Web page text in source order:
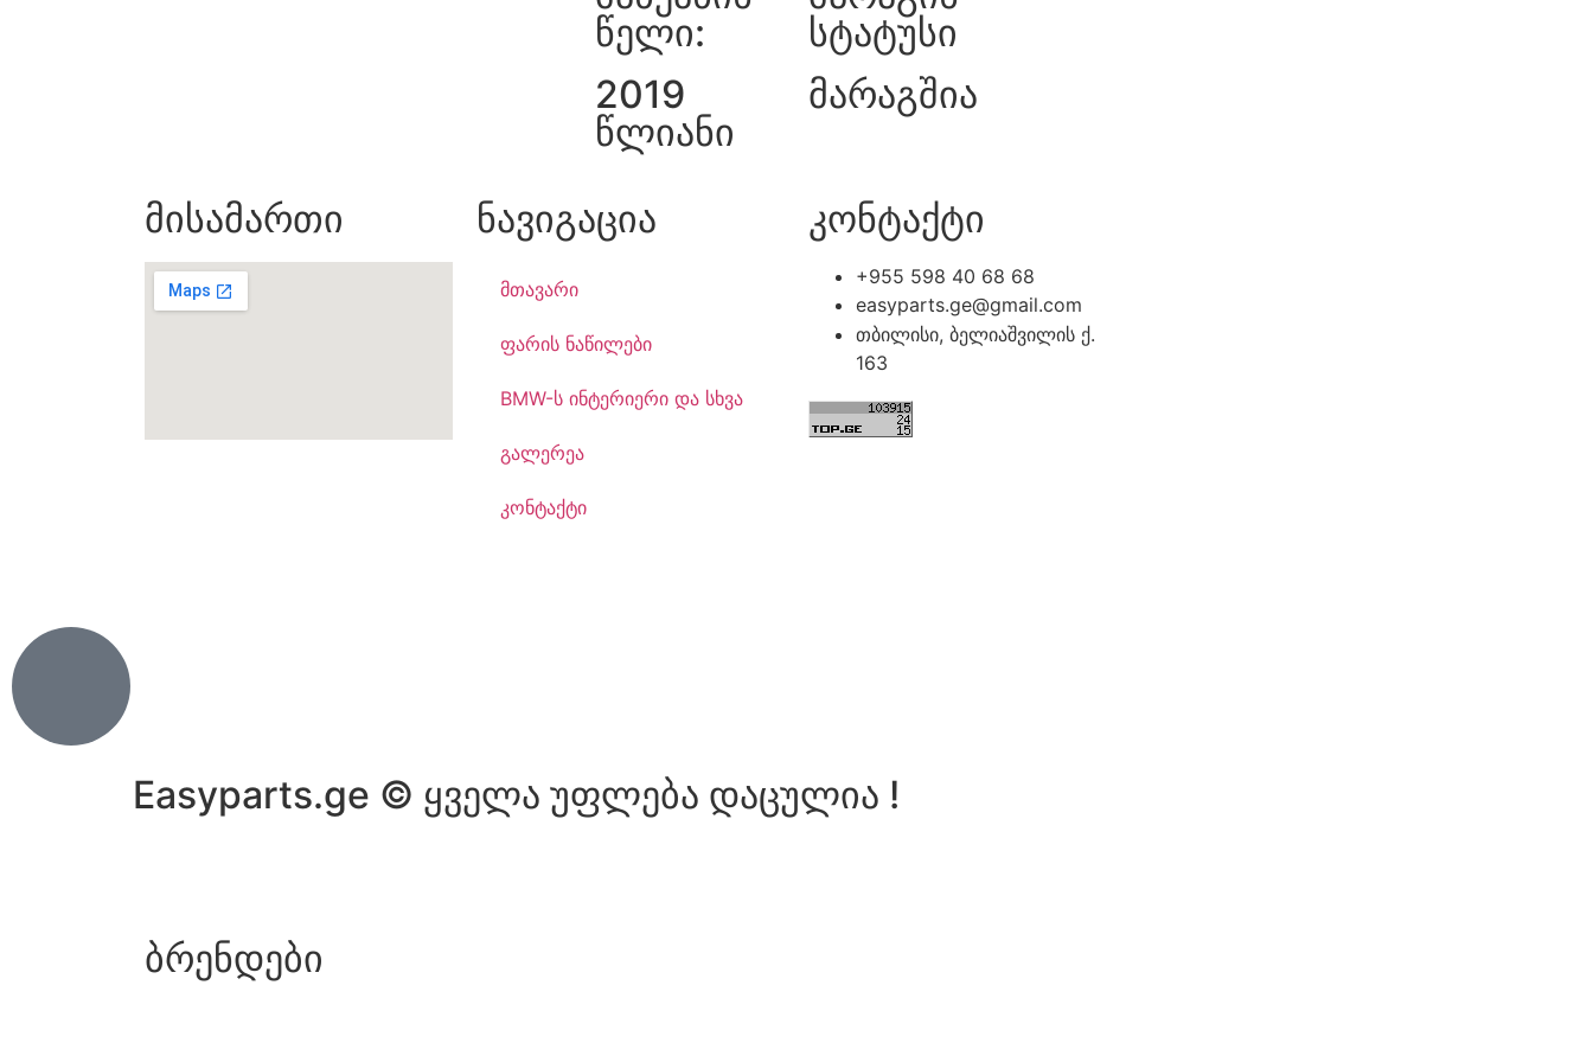
წელი:
2019
წლიანი
სტატუსი
მარაგშია
მისამართი ნავიგაცია
მთავარი
ფარის ნაწილები
BMW-ს ინტერიერი და სხვა
გალერეა
კონტაქტი
კონტაქტი
+955 598 40 68 68
easyparts.ge@gmail.com
თბილისი, ბელიაშვილის ქ.
163
Easyparts.ge © ყველა უფლება დაცულია !
ბრენდები